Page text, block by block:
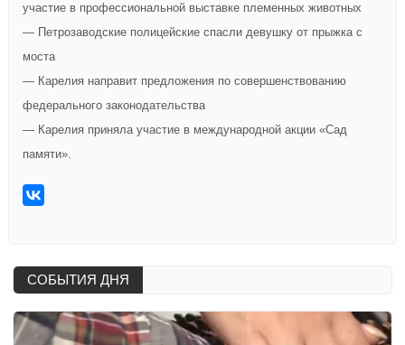
участие в профессиональной выставке племенных животных
— Петрозаводские полицейские спасли девушку от прыжка с
моста
— Карелия направит предложения по совершенствованию
федерального законодательства
— Карелия приняла участие в международной акции «Сад
памяти».
СОБЫТИЯ ДНЯ